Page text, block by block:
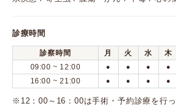
診療時間
診察時間 月 火 水 木
09:00 ~ 12:00
● ● ● ●
16:00 ~ 21:00 ● ● ● ●
※12：00～16：00は手術・予約診療を行